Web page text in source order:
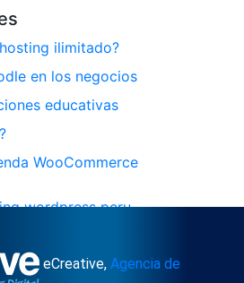
ilimitado?
en los negocios
educativas
WooCommerce
eCreative, Agencia de